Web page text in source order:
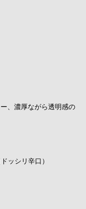
、濃厚ながら透明感の
ッシリ辛口）